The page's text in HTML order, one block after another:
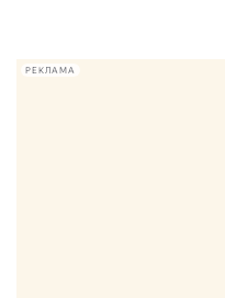
РЕКЛАМА